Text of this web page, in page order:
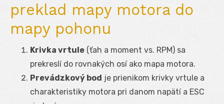
preklad mapy motora do
mapy pohonu
Krivka vrtule (ťah a moment vs. RPM) sa
prekreslí do rovnakých osí ako mapa motora.
Prevádzkový bod je prienikom krivky vrtule a
charakteristiky motora pri danom napätí a ESC